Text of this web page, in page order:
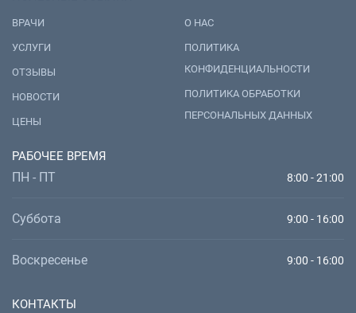
ВРАЧИ
УСЛУГИ
ОТЗЫВЫ
НОВОСТИ
ЦЕНЫ
О НАС
ПОЛИТИКА
КОНФИДЕНЦИАЛЬНОСТИ
ПОЛИТИКА ОБРАБОТКИ
ПЕРСОНАЛЬНЫХ ДАННЫХ
РАБОЧЕЕ ВРЕМЯ
ПН - ПТ 8:00 - 21:00
Суббота 9:00 - 16:00
Воскресенье 9:00 - 16:00
КОНТАКТЫ